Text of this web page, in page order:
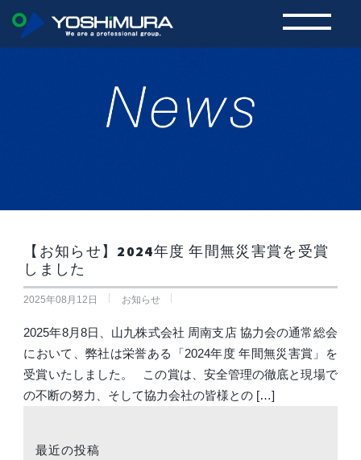
8月 2025 | 株式会社 吉村株式会社 吉村
【お知らせ】2024年度 年間無災害賞を受賞
しました
2025年08月12日 お知らせ
2025年8月8日、山九株式会社 周南支店 協力会の通常総会
において、弊社は栄誉ある「2024年度 年間無災害賞」を
受賞いたしました。 この賞は、安全管理の徹底と現場で
の不断の努力、そして協力会社の皆様との […]
最近の投稿